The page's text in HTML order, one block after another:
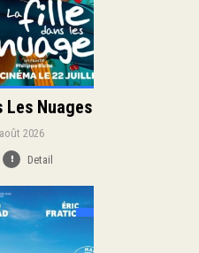
Les Nuages
2026
Detail